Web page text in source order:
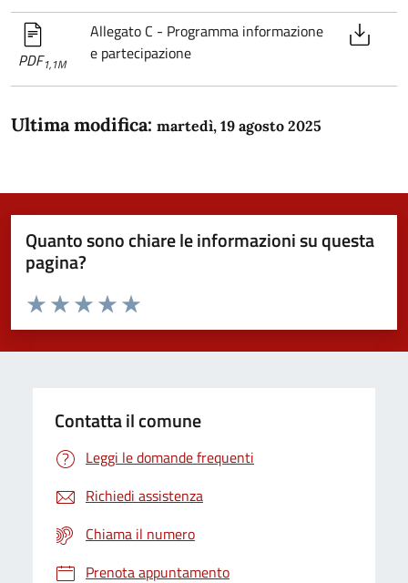
PDF1,1M
Allegato C - Programma informazione
e partecipazione
Ultima modifica: martedì, 19 agosto 2025
Quanto sono chiare le informazioni su questa
pagina?
Domanda
Valuta da 1 a 5 stelle la pagina
Valuta 5 stelle su 5
Valuta 4 stelle su 5
Valuta 3 stelle su 5
Valuta 2 stelle su 5
Valuta 1 stelle su 5
Contatta il comune
Leggi le domande frequenti
Richiedi assistenza
Chiama il numero
Prenota appuntamento